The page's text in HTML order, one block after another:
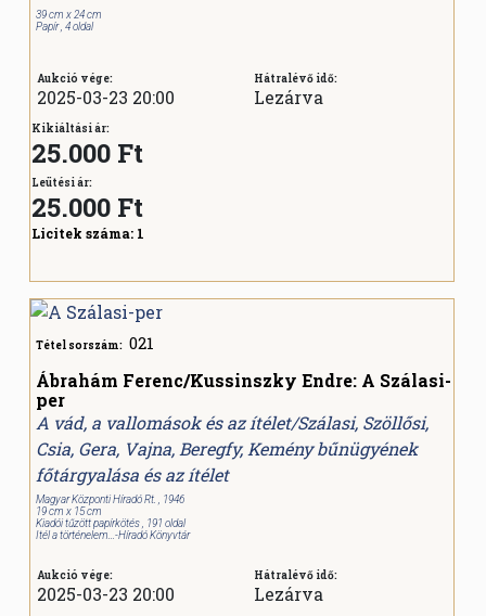
39 cm x 24 cm
Papír , 4 oldal
Aukció vége:
2025-03-23 20:00
Hátralévő idő:
Lezárva
Kikiáltási ár:
25.000 Ft
Leütési ár:
25.000 Ft
Licitek száma: 1
Tétel sorszám: 021
Ábrahám Ferenc/Kussinszky Endre: A Szálasi-
per
A vád, a vallomások és az ítélet/Szálasi, Szöllősi,
Csia, Gera, Vajna, Beregfy, Kemény bűnügyének
főtárgyalása és az ítélet
Magyar Központi Híradó Rt. , 1946
19 cm x 15 cm
Kiadói tűzött papírkötés , 191 oldal
Itél a történelem...-Híradó Könyvtár
Aukció vége:
2025-03-23 20:00
Hátralévő idő:
Lezárva